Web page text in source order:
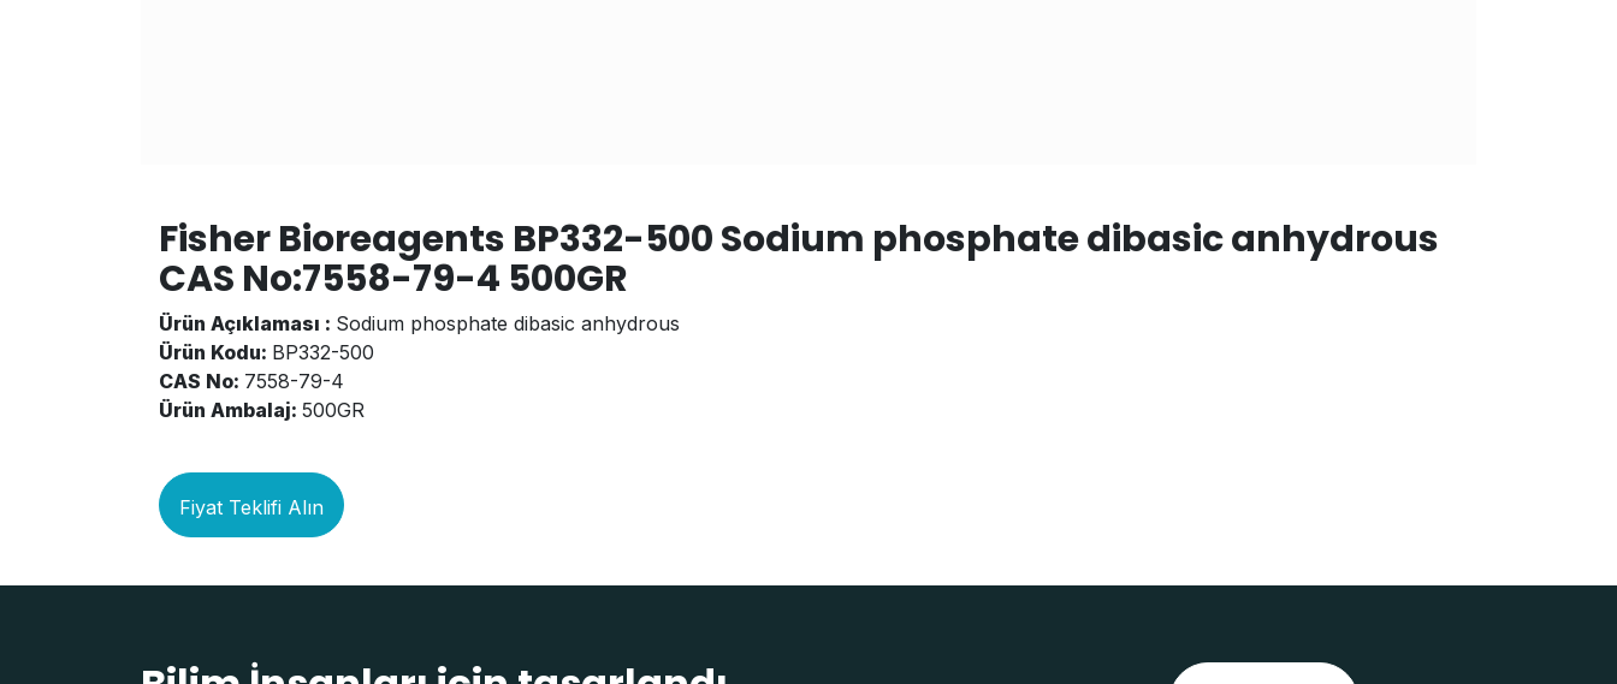
Fisher Bioreagents BP332-500 Sodium phosphate dibasic anhydrous
CAS No:7558-79-4 500GR
Ürün Açıklaması : Sodium phosphate dibasic anhydrous
Ürün Kodu: BP332-500
CAS No: 7558-79-4
Ürün Ambalaj: 500GR
Fiyat Teklifi Alın